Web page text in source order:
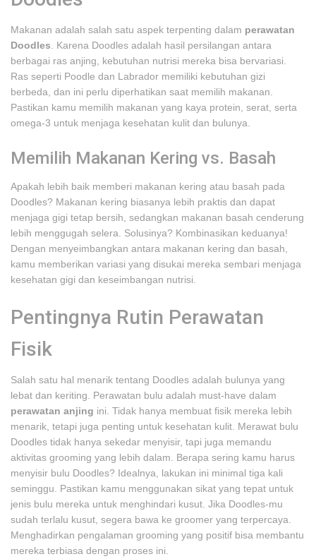
Makanan adalah salah satu aspek terpenting dalam perawatan
Doodles . Karena Doodles adalah hasil persilangan antara
berbagai ras anjing, kebutuhan nutrisi mereka bisa bervariasi.
Ras seperti Poodle dan Labrador memiliki kebutuhan gizi
berbeda, dan ini perlu diperhatikan saat memilih makanan.
Pastikan kamu memilih makanan yang kaya protein, serat, serta
omega-3 untuk menjaga kesehatan kulit dan bulunya.
Memilih Makanan Kering vs. Basah
Apakah lebih baik memberi makanan kering atau basah pada
Doodles? Makanan kering biasanya lebih praktis dan dapat
menjaga gigi tetap bersih, sedangkan makanan basah cenderung
lebih menggugah selera. Solusinya? Kombinasikan keduanya!
Dengan menyeimbangkan antara makanan kering dan basah,
kamu memberikan variasi yang disukai mereka sembari menjaga
kesehatan gigi dan keseimbangan nutrisi.
Pentingnya Rutin Perawatan
Fisik
Salah satu hal menarik tentang Doodles adalah bulunya yang
lebat dan keriting. Perawatan bulu adalah must-have dalam
perawatan anjing ini. Tidak hanya membuat fisik mereka lebih
menarik, tetapi juga penting untuk kesehatan kulit. Merawat bulu
Doodles tidak hanya sekedar menyisir, tapi juga memandu
aktivitas grooming yang lebih dalam. Berapa sering kamu harus
menyisir bulu Doodles? Idealnya, lakukan ini minimal tiga kali
seminggu. Pastikan kamu menggunakan sikat yang tepat untuk
jenis bulu mereka untuk menghindari kusut. Jika Doodles-mu
sudah terlalu kusut, segera bawa ke groomer yang terpercaya.
Menghadirkan pengalaman grooming yang positif bisa membantu
mereka terbiasa dengan proses ini.